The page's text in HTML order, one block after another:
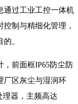
通过工业工控一体机
制与精细化管理，
。
，前面框IP65防尘防
厂区灰尘与湿润环
理器，主频高达